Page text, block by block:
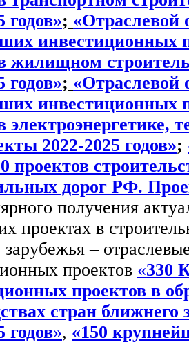
годов»; «Отраслевой
инвестиционных
жилищном
годов»; «Отраслевой
инвестиционных
электроэнергетике,
2022-2025 годов»;
дорог РФ.
получения
проектах в
–
проектов «330
проектов в
стран
годов», «150